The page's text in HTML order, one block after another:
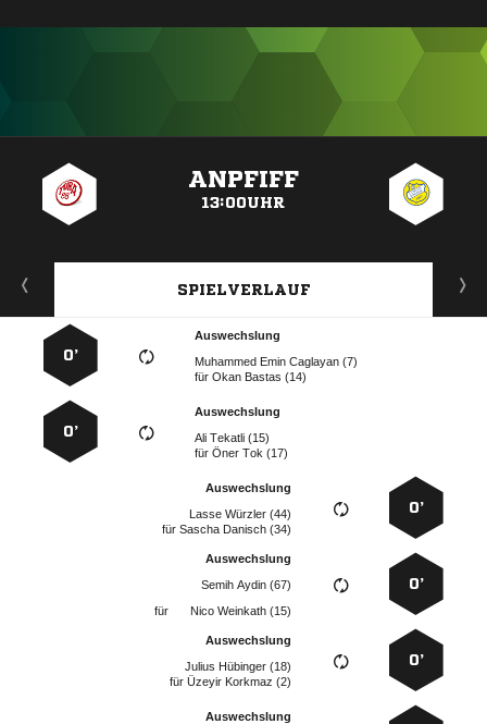
ANPFIFF
13:00UHR
SPIELVERLAUF
Auswechslung
   
für  
0’
Auswechslung
  
für  
0’
0’
Auswechslung
  
für  
0’
Auswechslung
  
für
  
0’
Auswechslung
  
für  
Auswechslung